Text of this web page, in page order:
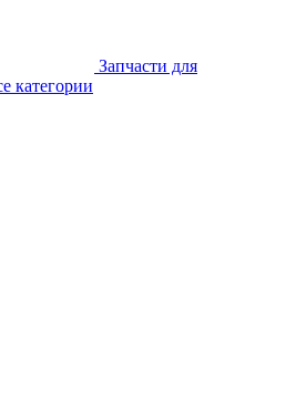
Запчасти для
категории